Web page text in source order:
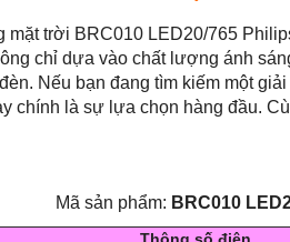
trời BRC010 LED20/765
chỉ dựa vào chất lượng ánh
Nếu bạn đang tìm kiếm một
chính là sự lựa chọn hàng đầu.
Mã sản phẩm: BRC010